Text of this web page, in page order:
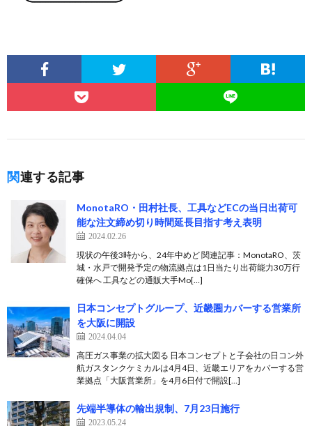
関連する記事
MonotaRO・田村社長、工具などECの当日出荷可
能な注文締め切り時間延長目指す考え表明
2024.02.26
現状の午後3時から、24年中めど 関連記事：MonotaRO、茨
城・水戸で開発予定の物流拠点は1日当たり出荷能力30万行
確保へ 工具などの通販大手Mo[…]
日本コンセプトグループ、近畿圏カバーする営業所
を大阪に開設
2024.04.04
高圧ガス事業の拡大図る 日本コンセプトと子会社の日コン外
航ガスタンクケミカルは4月4日、近畿エリアをカバーする営
業拠点「大阪営業所」を4月6日付で開設[…]
先端半導体の輸出規制、7月23日施行
2023.05.24